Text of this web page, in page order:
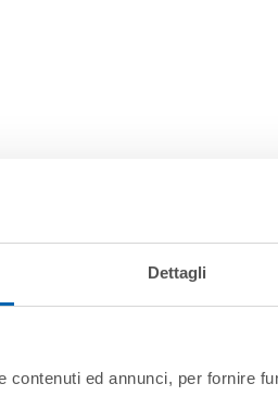
Dettagli
ed annunci, per fornire